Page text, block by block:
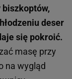
deser
się pokroić.
masę przy
na wygląd